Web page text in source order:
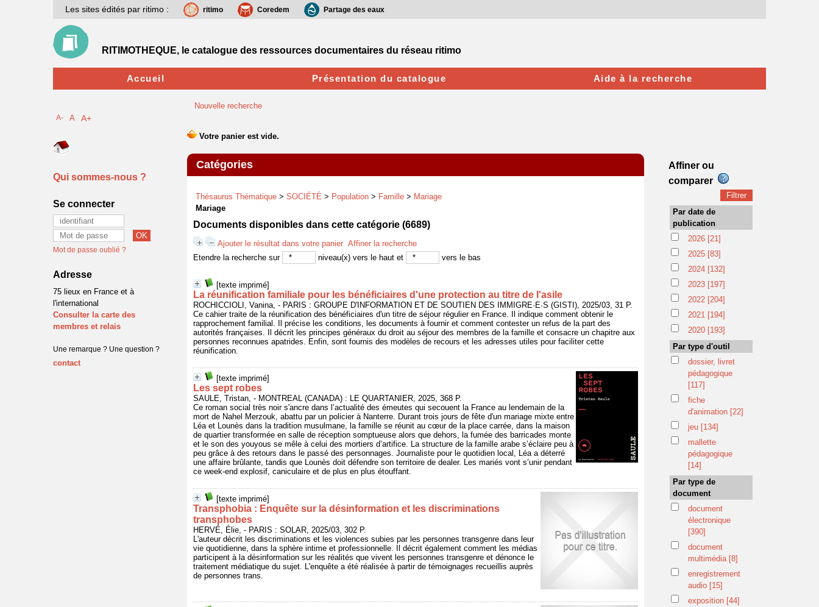
Nouvelle recherche
Catégories
Thésaurus Thématique > SOCIÉTÉ > Population > Famille > Mariage
Mariage
Documents disponibles dans cette catégorie (6689)
Ajouter le résultat dans votre panier Affiner la recherche
Etendre la recherche sur
niveau(x) vers le haut et vers le bas
[texte imprimé]
La réunification familiale pour les bénéficiaires d'une protection au titre de l'asile
ROCHICCIOLI, Vanina, - PARIS : GROUPE D'INFORMATION ET DE SOUTIEN DES IMMIGRE·E·S (GISTI), 2025/03, 31 P.
Ce cahier traite de la réunification des bénéficiaires d'un titre de séjour régulier en France. Il indique comment obtenir le
rapprochement familial. Il précise les conditions, les documents à fournir et comment contester un refus de la part des
autorités françaises. Il décrit les principes généraux du droit au séjour des membres de la famille et consacre un chapitre aux
personnes reconnues apatrides. Enfin, sont fournis des modèles de recours et les adresses utiles pour faciliter cette
réunification.
[texte imprimé]
Les sept robes
SAULE, Tristan, - MONTREAL (CANADA) : LE QUARTANIER, 2025, 368 P.
Ce roman social très noir s'ancre dans l’actualité des émeutes qui secouent la France au lendemain de la
mort de Nahel Merzouk, abattu par un policier à Nanterre. Durant trois jours de fête d'un mariage mixte entre
Léa et Lounès dans la tradition musulmane, la famille se réunit au cœur de la place carrée, dans la maison
de quartier transformée en salle de réception somptueuse alors que dehors, la fumée des barricades monte
et le son des youyous se mêle à celui des mortiers d’artifice. La structure de la famille arabe s’éclaire peu à
peu grâce à des retours dans le passé des personnages. Journaliste pour le quotidien local, Léa a déterré
une affaire brûlante, tandis que Lounès doit défendre son territoire de dealer. Les mariés vont s’unir pendant
ce week-end explosif, caniculaire et de plus en plus étouffant.
[texte imprimé]
Transphobia : Enquête sur la désinformation et les discriminations
transphobes
HERVÉ, Élie, - PARIS : SOLAR, 2025/03, 302 P.
L'auteur décrit les discriminations et les violences subies par les personnes transgenre dans leur
vie quotidienne, dans la sphère intime et professionnelle. Il décrit également comment les médias
participent à la désinformation sur les réalités que vivent les personnes transgenre et dénonce le
traitement médiatique du sujet. L'enquête a été réalisée à partir de témoignages recueillis auprès
de personnes trans.
Les sites édités par ritimo : ritimo Coredem Partage des eaux
RITIMOTHEQUE, le catalogue des ressources documentaires du réseau ritimo
Accueil Présentation du catalogue Aide à la recherche
A- A A+
Qui sommes-nous ?
Se connecter
Mot de passe oublié ?
Adresse
75 lieux en France et à
l'international
Consulter la carte des
membres et relais
Une remarque ? Une question ?
contact
Affiner ou
comparer
Par date de
publication
2026 [21]
2025 [83]
2024 [132]
2023 [197]
2022 [204]
2021 [194]
2020 [193]
Par type d'outil
dossier, livret
pédagogique
[117]
fiche
d'animation [22]
jeu [134]
mallette
pédagogique
[14]
Par type de
document
document
électronique
[390]
document
multimédia [8]
enregistrement
audio [15]
exposition [44]